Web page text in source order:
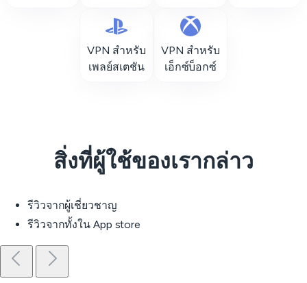
VPN สำหรับ
เพลย์สเตชัน
VPN สำหรับ
เอ็กซ์บ็อกซ์
สิ่งที่ผู้ใช้ของเรากล่าว
รีวิวจากผู้เชี่ยวชาญ
รีวิวจากทั้งใน App store